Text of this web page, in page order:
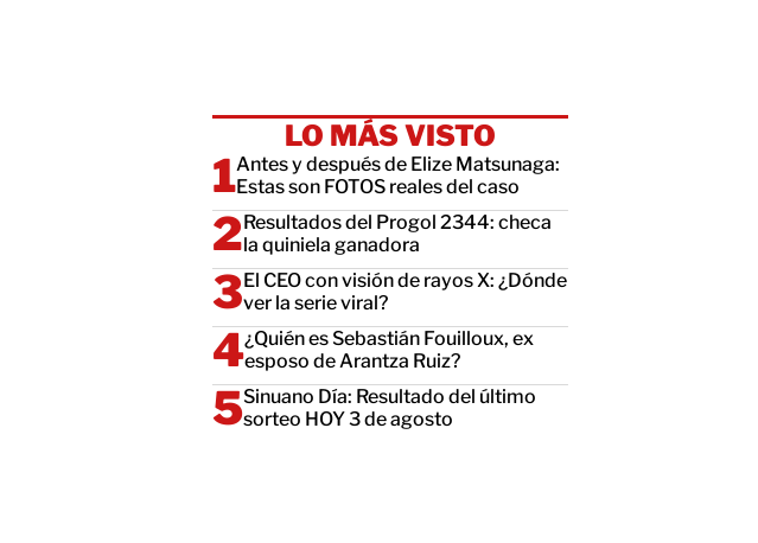
LO MÁS VISTO
Antes y después de Elize Matsunaga:
Estas son FOTOS reales del caso
Resultados del Progol 2344: checa
la quiniela ganadora
El CEO con visión de rayos X: ¿Dónde
ver la serie viral?
¿Quién es Sebastián Fouilloux, ex
esposo de Arantza Ruiz?
Sinuano Día: Resultado del último
sorteo HOY 3 de agosto